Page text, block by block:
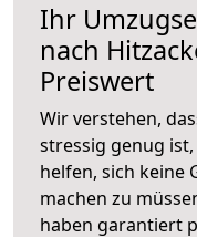
Ihr
nach
Preiswert
Wir verstehen,
stressig genug
helfen, sich keine
machen zu
haben garantiert